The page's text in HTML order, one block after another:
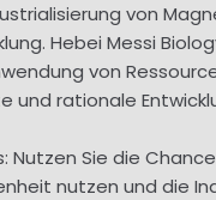
von
Hebei Messi
von
und rationale
Nutzen Sie die
nutzen und die